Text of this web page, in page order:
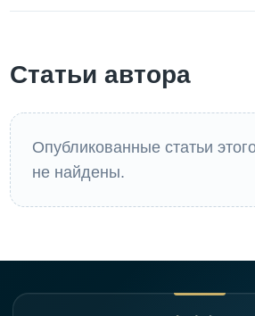
Статьи автора
Опубликованные статьи
не найдены.